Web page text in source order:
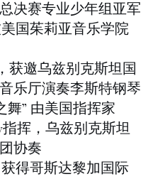
决赛专业少年组亚军
美国茱莉亚音乐学院
获邀乌兹别克斯坦国
乐厅演奏李斯特钢琴
舞” 由美国指挥家
指挥，乌兹别克斯坦
协奏
获得哥斯达黎加国际